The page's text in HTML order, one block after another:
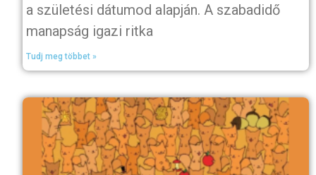
a születési dátumod alapján. A szabadidő
manapság igazi ritka
Tudj meg többet »